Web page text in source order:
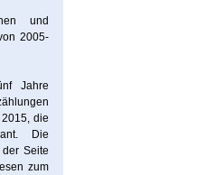
und
2005-
Jahre
die
Die
Seite
zum